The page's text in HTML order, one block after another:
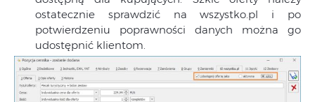
ostatecznie sprawdzić na wszystko.pl i po
potwierdzeniu poprawności danych można go
udostępnić klientom.